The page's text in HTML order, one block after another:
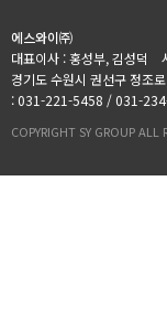
에스와이㈜
대표이사 : 홍성부, 김성덕
경기도 수원시 권선구 정
: 031-221-5458 / 031-
COPYRIGHT SY GROUP ALL